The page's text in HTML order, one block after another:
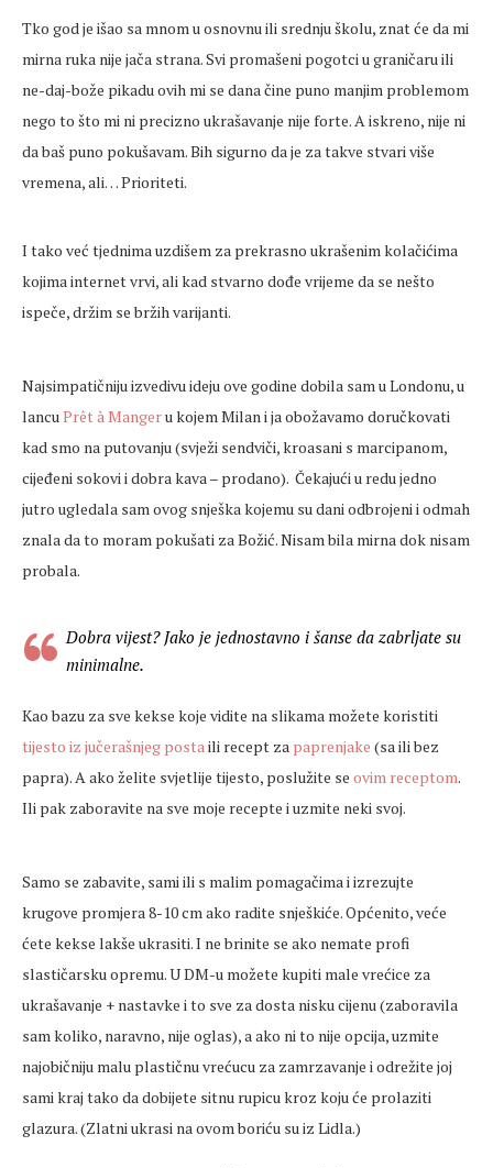
Tko god je išao sa mnom u osnovnu ili srednju školu, znat će da mi
mirna ruka nije jača strana. Svi promašeni pogotci u graničaru ili
ne-daj-bože pikadu ovih mi se dana čine puno manjim problemom
nego to što mi ni precizno ukrašavanje nije forte. A iskreno, nije ni
da baš puno pokušavam. Bih sigurno da je za takve stvari više
vremena, ali… Prioriteti.
I tako već tjednima uzdišem za prekrasno ukrašenim kolačićima
kojima internet vrvi, ali kad stvarno dođe vrijeme da se nešto
ispeče, držim se bržih varijanti.
Najsimpatičniju izvedivu ideju ove godine dobila sam u Londonu, u
lancuPrêt à Mangeru kojem Milan i ja obožavamo doručkovati
kad smo na putovanju (svježi sendviči, kroasani s marcipanom,
cijeđeni sokovi i dobra kava – prodano). Čekajući u redu jedno
jutro ugledala sam ovog snješka kojemu su dani odbrojeni i odmah
znala da to moram pokušati za Božić. Nisam bila mirna dok nisam
probala.
Dobra vijest? Jako je jednostavno i šanse da zabrljate su
minimalne.
Kao bazu za sve kekse koje vidite na slikama možete koristiti
tijesto iz jučerašnjeg postaili recept za paprenjake (sa ili bez
papra). A ako želite svjetlije tijesto, poslužite se ovim receptom.
Ili pak zaboravite na sve moje recepte i uzmite neki svoj.
Samo se zabavite, sami ili s malim pomagačima i izrezujte
krugove promjera 8-10 cm ako radite snješkiće. Općenito, veće
ćete kekse lakše ukrasiti. I ne brinite se ako nemate profi
slastičarsku opremu. U DM-u možete kupiti male vrećice za
ukrašavanje + nastavke i to sve za dosta nisku cijenu (zaboravila
sam koliko, naravno, nije oglas), a ako ni to nije opcija, uzmite
najobičniju malu plastičnu vrećucu za zamrzavanje i odrežite joj
sami kraj tako da dobijete sitnu rupicu kroz koju će prolaziti
glazura. (Zlatni ukrasi na ovom boriću su iz Lidla.)